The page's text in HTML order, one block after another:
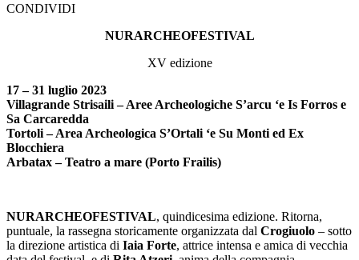
CONDIVIDI
NURARCHEOFESTIVAL
XV edizione
17 – 31 luglio 2023
Villagrande Strisaili – Aree Archeologiche S’arcu ‘e Is Forros e
Sa Carcaredda
Tortoli – Area Archeologica S’Ortali ‘e Su Monti ed Ex
Blocchiera
Arbatax – Teatro a mare (Porto Frailis)
NURARCHEOFESTIVAL, quindicesima edizione. Ritorna,
puntuale, la rassegna storicamente organizzata dal Crogiuolo – sotto
la direzione artistica di Iaia Forte, attrice intensa e amica di vecchia